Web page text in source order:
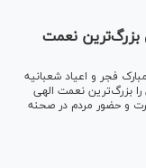
بزرگ‌ترین نعمت
فجر و اعیاد شعبانیه
را بزرگ‌ترین نعمت الهی
و حضور مردم در صحنه